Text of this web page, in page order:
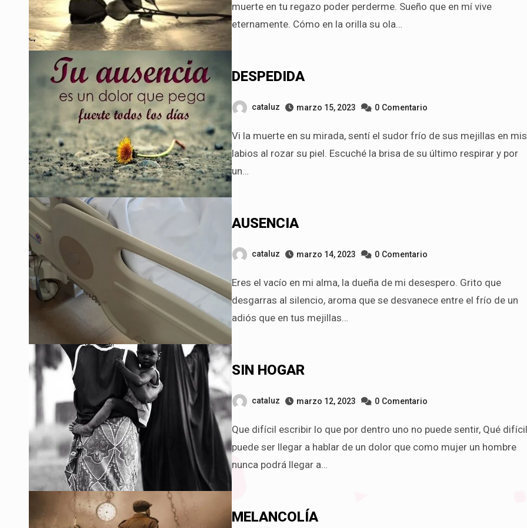
muerte en tu regazo poder perderme. Sueño que en mí vive
eternamente. Cómo en la orilla su ola…
DESPEDIDA
cataluz marzo 15, 2023 0 Comentario
Vi la muerte en su mirada, sentí el sudor frío de sus mejillas en mis
labios al rozar su piel. Escuché la brisa de su último respirar y por
un…
AUSENCIA
cataluz marzo 14, 2023 0 Comentario
Eres el vacío en mi alma, la dueña de mi desespero. Grito que
desgarras al silencio, aroma que se desvanece entre el frío de un
adiós que en tus mejillas…
SIN HOGAR
cataluz marzo 12, 2023 0 Comentario
Que difícil escribir lo que por dentro uno no puede sentir, Qué difícil
puede ser llegar a hablar de un dolor que como mujer un hombre
nunca podrá llegar a…
MELANCOLÍA